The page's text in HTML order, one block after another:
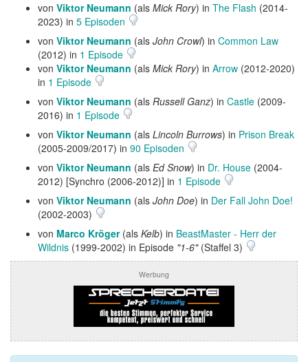
von Viktor Neumann (als Mick Rory) in The Flash (2014-
2023) in 5 Episoden
von Viktor Neumann (als John Crowl) in Common Law
(2012) in 1 Episode
von Viktor Neumann (als Mick Rory) in Arrow (2012-2020)
in 1 Episode
von Viktor Neumann (als Russell Ganz) in Castle (2009-
2016) in 1 Episode
von Viktor Neumann (als Lincoln Burrows) in Prison Break
(2005-2009/2017) in 90 Episoden
von Viktor Neumann (als Ed Snow) in Dr. House (2004-
2012) [Synchro (2006-2012)] in 1 Episode
von Viktor Neumann (als John Doe) in Der Fall John Doe!
(2002-2003)
von Marco Kröger(als Kelb) in BeastMaster - Herr der
Wildnis (1999-2002) in Episode "1-6"(Staffel 3)
Werbung